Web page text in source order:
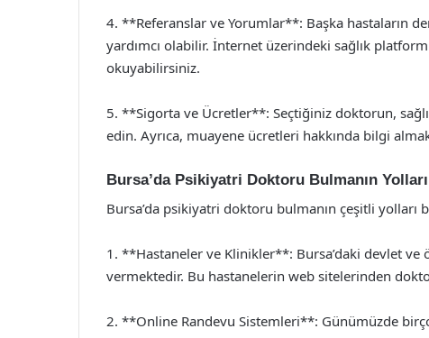
4. **Referanslar ve Yorumlar**: Başka hastaların
yardımcı olabilir. İnternet üzerindeki sağlık
okuyabilirsiniz.
5. **Sigorta ve Ücretler**: Seçtiğiniz doktorun,
edin. Ayrıca, muayene ücretleri hakkında bilgi
Bursa’da Psikiyatri Doktoru Bulmanın Yolları
Bursa’da psikiyatri doktoru bulmanın çeşitli yolları
1. **Hastaneler ve Klinikler**: Bursa’daki devlet
vermektedir. Bu hastanelerin web sitelerinden
2. **Online Randevu Sistemleri**: Günümüzde